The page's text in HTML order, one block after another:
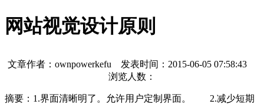
网站视觉设计原则
文章作者：ownpowerkefu 发表时间： 2015-06-05 07:58:43
浏览人数：
摘要： 1.界面清晰明了。允许用户定制界面。 2.减少短期